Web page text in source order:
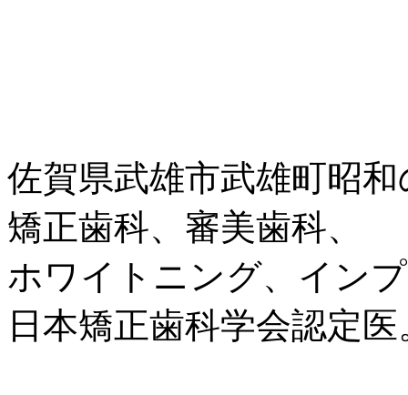
佐賀県武雄市武雄町昭
矯正歯科、審美歯科、
ホワイトニング、イン
日本矯正歯科学会認定